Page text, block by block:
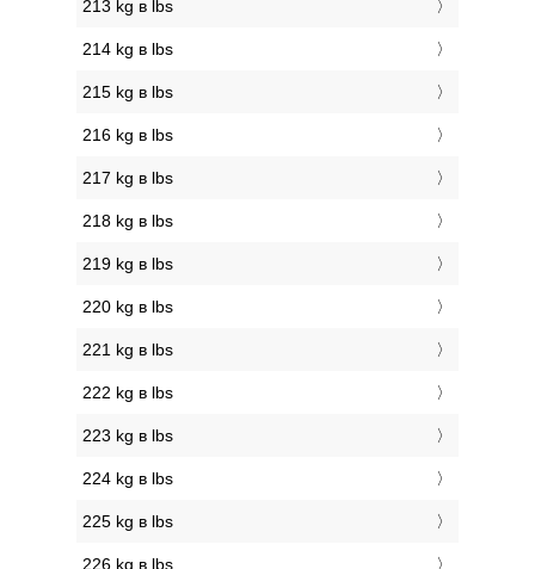
213 kg в lbs
214 kg в lbs
215 kg в lbs
216 kg в lbs
217 kg в lbs
218 kg в lbs
219 kg в lbs
220 kg в lbs
221 kg в lbs
222 kg в lbs
223 kg в lbs
224 kg в lbs
225 kg в lbs
226 kg в lbs